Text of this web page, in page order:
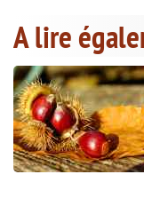
A lire